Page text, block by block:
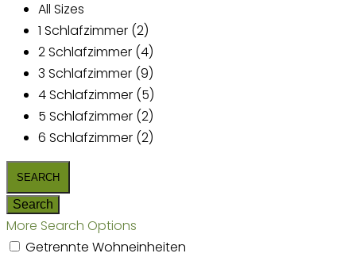
All Sizes
1 Schlafzimmer (2)
2 Schlafzimmer (4)
3 Schlafzimmer (9)
4 Schlafzimmer (5)
5 Schlafzimmer (2)
6 Schlafzimmer (2)
More Search Options
Getrennte Wohneinheiten